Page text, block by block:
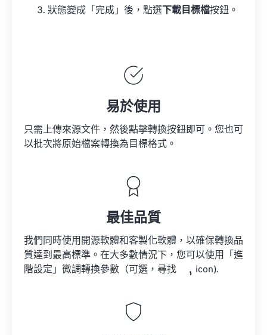
狀態變成「完成」後，點選 下載目標檔按鈕。
易於使用
只需上傳來源文件，然後點擊轉換按鈕即可。您也可
以批次將原始檔案轉換為目標格式。
最佳品質
我們同時使用開源軟體和客製化軟體，以確保轉換品
質達到最高標準。在大多數情況下，您可以使用「進
階設定」微調轉換參數（可選，尋找
icon).